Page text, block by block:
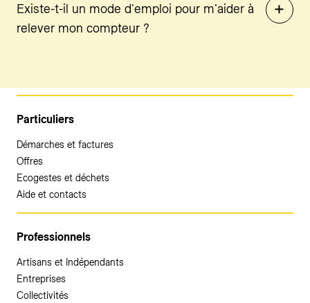
Existe-t-il un mode d'emploi pour m'aider à
relever mon compteur ?
Particuliers
Démarches et factures
Offres
Ecogestes et déchets
Aide et contacts
Professionnels
Artisans et Indépendants
Entreprises
Collectivités